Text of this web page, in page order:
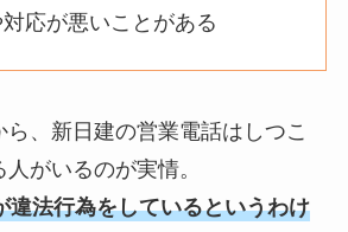
応が悪いことがある
ら、新日建の営業電話はしつこ
がいるのが実情。
違法行為をしているというわけ